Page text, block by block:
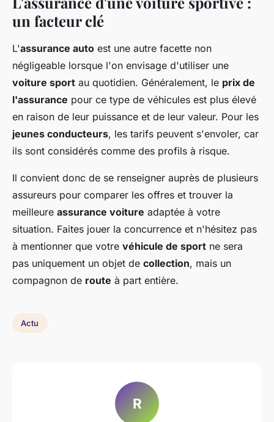
un facteur clé
L'assurance auto est une autre facette non
négligeable lorsque l'on envisage d'utiliser une
voiture sport au quotidien. Généralement, le prix de
l'assurance pour ce type de véhicules est plus élevé
en raison de leur puissance et de leur valeur. Pour les
jeunes conducteurs, les tarifs peuvent s'envoler, car
ils sont considérés comme des profils à risque.
Il convient donc de se renseigner auprès de plusieurs
assureurs pour comparer les offres et trouver la
meilleure assurance voiture adaptée à votre
situation. Faites jouer la concurrence et n'hésitez pas
à mentionner que votre véhicule de sport ne sera
pas uniquement un objet de collection, mais un
compagnon de route à part entière.
Actu
R